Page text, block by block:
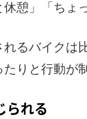
憩」「ちょ
るバイクは
りと行動が
られる